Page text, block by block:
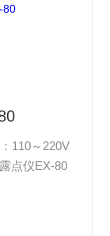
110～220V